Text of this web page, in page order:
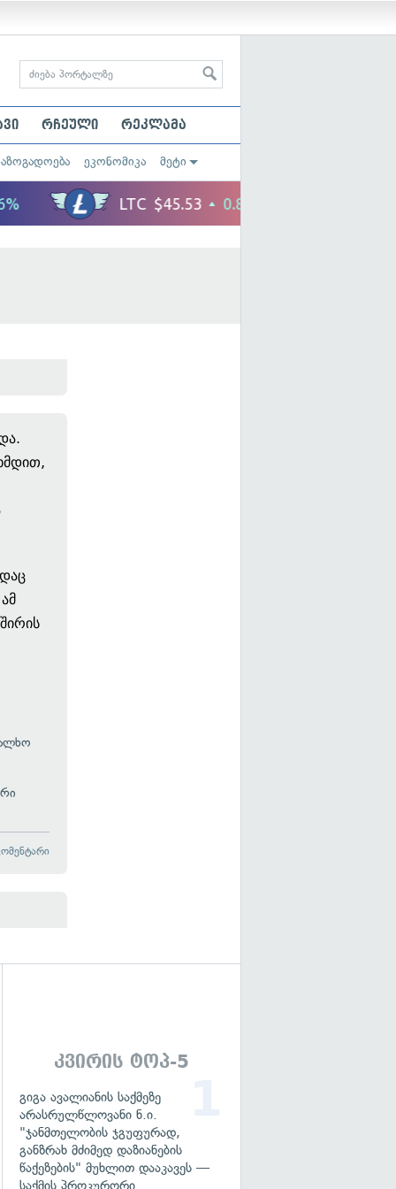
რჩეული რეკლამა
ეკონომიკა მეტი
გადახედვაკვირის ტოპ-5
გიგა ავალიანის საქმეზე
არასრულწლოვანი ნ.ი.
"ჯანმთელობის ჯგუფურად,
განზრახ მძიმედ დაზიანების
წაქეზების" მუხლით დააკავეს —
საქმის პროკურორი